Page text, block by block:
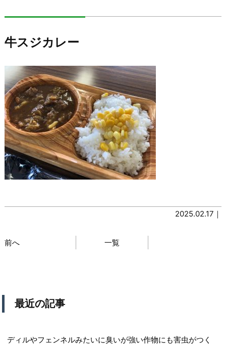
牛スジカレー
2025.02.17｜
前へ 一覧
最近の記事
ディルやフェンネルみたいに臭いが強い作物にも害虫がつく